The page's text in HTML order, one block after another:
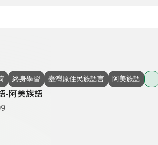
終身學習 臺灣原住民族語言 阿美族語
-阿美族語